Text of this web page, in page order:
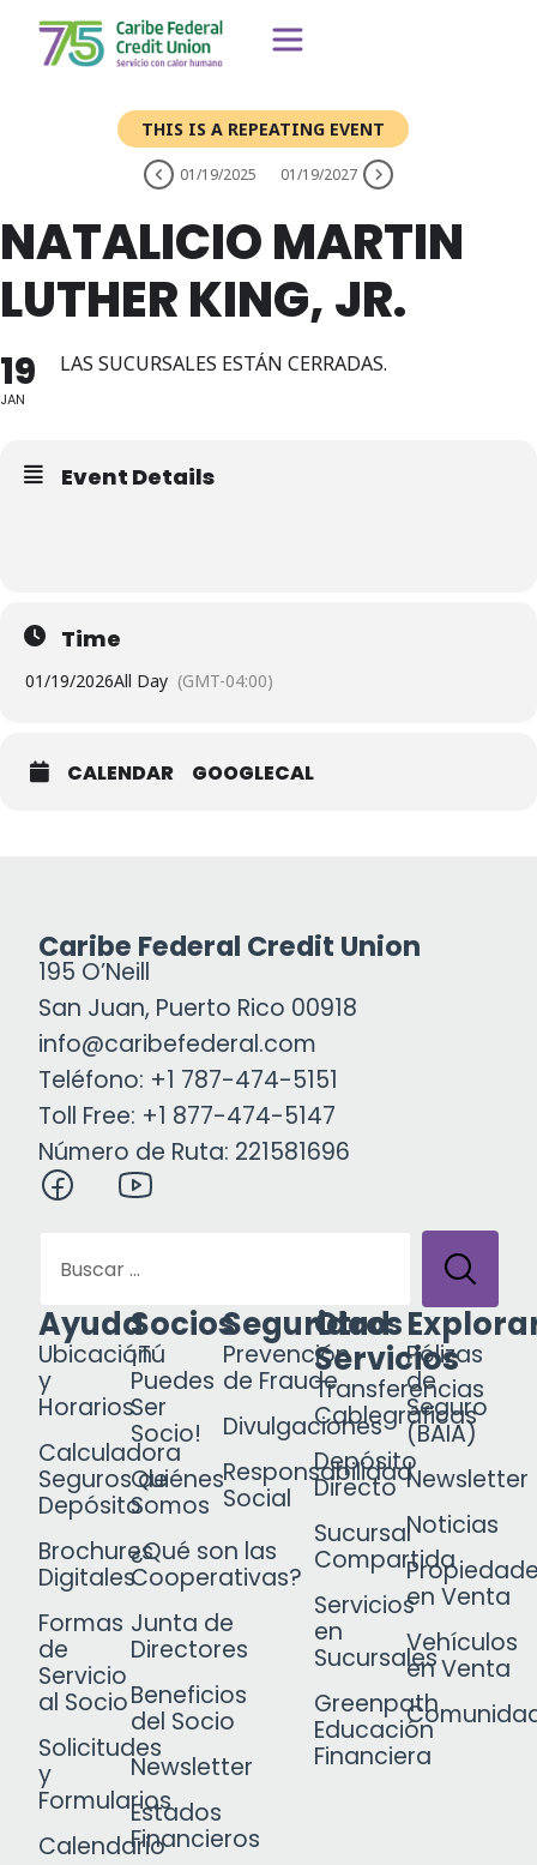
THIS IS A REPEATING EVENT
01/19/2025 01/19/2027
NATALICIO MARTIN
LUTHER KING, JR.
19
JAN
LAS SUCURSALES ESTÁN CERRADAS.
Event Details
Time
01/19/2026All Day (GMT-04:00)
CALENDAR GOOGLECAL
Caribe Federal Credit Union
195 O’Neill
San Juan, Puerto Rico 00918
info@caribefederal.com
Teléfono: +1 787-474-5151
Toll Free: +1 877-474-5147
Número de Ruta: 221581696
Ayuda
Ubicación
y
Horarios
Calculadora
Seguros de
Depósito
Brochures
Digitales
Formas
de
Servicio
al Socio
Solicitudes
y
Formularios
Calendario
Socios
¡Tú
Puedes
Ser
Socio!
Quiénes
Somos
¿Qué son las
Cooperativas?
Junta de
Directores
Beneficios
del Socio
Newsletter
Estados
Financieros
Seguridad
Prevención
de Fraude
Divulgaciones
Responsabilidad
Social
Otros
Servicios
Transferencias
Cablegráficas
Depósito
Directo
Sucursal
Compartida
Servicios
en
Sucursales
Greenpath
Educación
Financiera
Pólizas
de
Seguro
(BAIA)
Newsletter
Noticias
en Venta
Vehículos
en Venta